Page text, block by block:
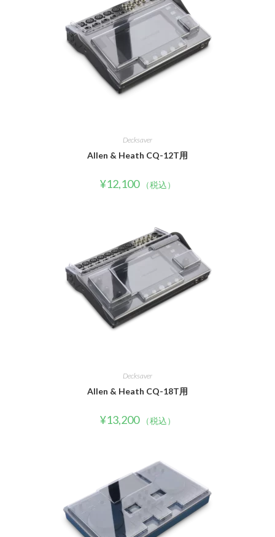
Decksaver
Allen & Heath CQ-12T用
¥12,100 （税込）
Decksaver
Allen & Heath CQ-18T用
¥13,200 （税込）